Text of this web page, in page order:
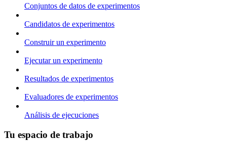
Conjuntos de datos de experimentos
Candidatos de experimentos
Construir un experimento
Ejecutar un experimento
Resultados de experimentos
Evaluadores de experimentos
Análisis de ejecuciones
Tu espacio de trabajo